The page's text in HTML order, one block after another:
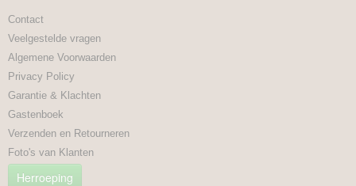
Contact
Veelgestelde vragen
Algemene Voorwaarden
Privacy Policy
Garantie & Klachten
Gastenboek
Verzenden en Retourneren
Foto's van Klanten
Herroeping